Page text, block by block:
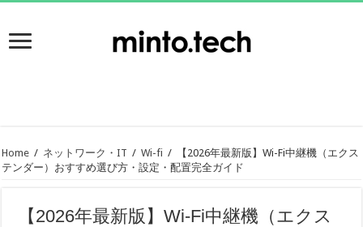
Home / ネットワーク・IT / Wi-fi /
【2026年最新版】Wi-Fi中継機（エクス
テンダー）おすすめ選び方・設定・配置完全ガイド
【2026年最新版】Wi-Fi中継機（エクス